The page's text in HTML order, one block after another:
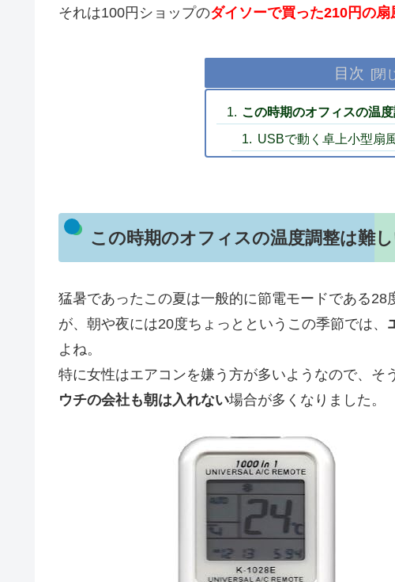
それは100円ショップのダイソーで買った210円の扇
目次
この時期のオフィスの温
USBで動く卓上小型扇
この時期のオフィスの温度調整は難
猛暑であったこの夏は一般的に節電モードである28
が、朝や夜には20度ちょっとというこの季節では、
よね。
特に女性はエアコンを嫌う方が多いようなので、そ
ウチの会社も朝は入れない場合が多くなりました。